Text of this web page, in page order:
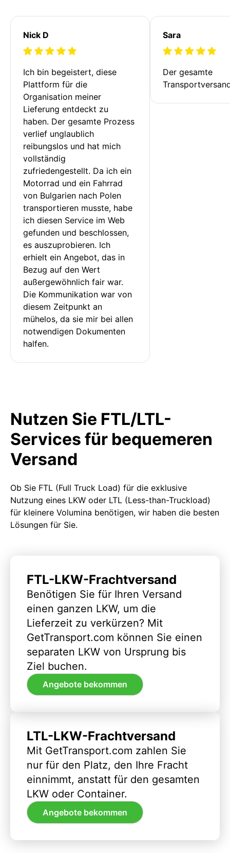
Nick D
Ich bin begeistert, diese
Plattform für die
Organisation meiner
Lieferung entdeckt zu
haben. Der gesamte Prozess
verlief unglaublich
reibungslos und hat mich
vollständig
zufriedengestellt. Da ich ein
Motorrad und ein Fahrrad
von Bulgarien nach Polen
transportieren musste, habe
ich diesen Service im Web
gefunden und beschlossen,
es auszuprobieren. Ich
erhielt ein Angebot, das in
Bezug auf den Wert
außergewöhnlich fair war.
Die Kommunikation war von
diesem Zeitpunkt an
mühelos, da sie mir bei allen
notwendigen Dokumenten
halfen.
Sara
Der gesamte
Nutzen Sie FTL/LTL-
Services für bequemeren
Versand
Ob Sie FTL (Full Truck Load) für die exklusive
Nutzung eines LKW oder LTL (Less-than-Truckload)
für kleinere Volumina benötigen, wir haben die besten
Lösungen für Sie.
FTL-LKW-Frachtversand
Benötigen Sie für Ihren Versand
einen ganzen LKW, um die
Lieferzeit zu verkürzen? Mit
GetTransport.com können Sie einen
separaten LKW von Ursprung bis
Ziel buchen.
Angebote bekommen
LTL-LKW-Frachtversand
Mit GetTransport.com zahlen Sie
nur für den Platz, den Ihre Fracht
einnimmt, anstatt für den gesamten
LKW oder Container.
Angebote bekommen